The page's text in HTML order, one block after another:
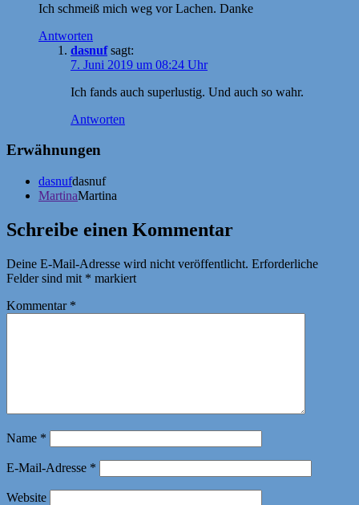
Ich schmeiß mich weg vor Lachen. Danke
Antworten
dasnuf sagt:
7. Juni 2019 um 08:24 Uhr
Ich fands auch superlustig. Und auch so wahr.
Antworten
Erwähnungen
dasnufdasnuf
MartinaMartina
Schreibe einen Kommentar
Deine E-Mail-Adresse wird nicht veröffentlicht. Erforderliche
Felder sind mit * markiert
Kommentar *
Name *
E-Mail-Adresse *
Website